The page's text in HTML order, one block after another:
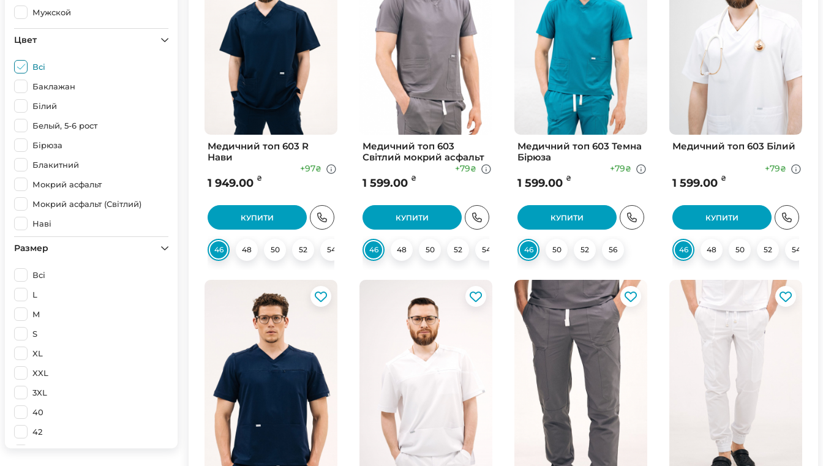
Мужской
Цвет
Всі
Баклажан
Білий
Белый, 5-6 рост
Бірюза
Блакитний
Мокрий асфальт
Мокрий асфальт (Світлий)
Наві
Размер
Всі
L
M
S
XL
XXL
3XL
40
42
Медичний топ 603 R
Нави
1 949.00 ₴
+97₴
КУПИТИ
46 48 50 52 54 56 58
Медичний топ 603
Світлий мокрий асфальт
1 599.00 ₴
+79₴
КУПИТИ
46 48 50 52 54 56 64
Медичний топ 603 Темна
Бірюза
1 599.00 ₴
+79₴
КУПИТИ
46 50 52 56
Медичний топ 603 Білий
1 599.00 ₴
+79₴
КУПИТИ
46 48 50 52 54